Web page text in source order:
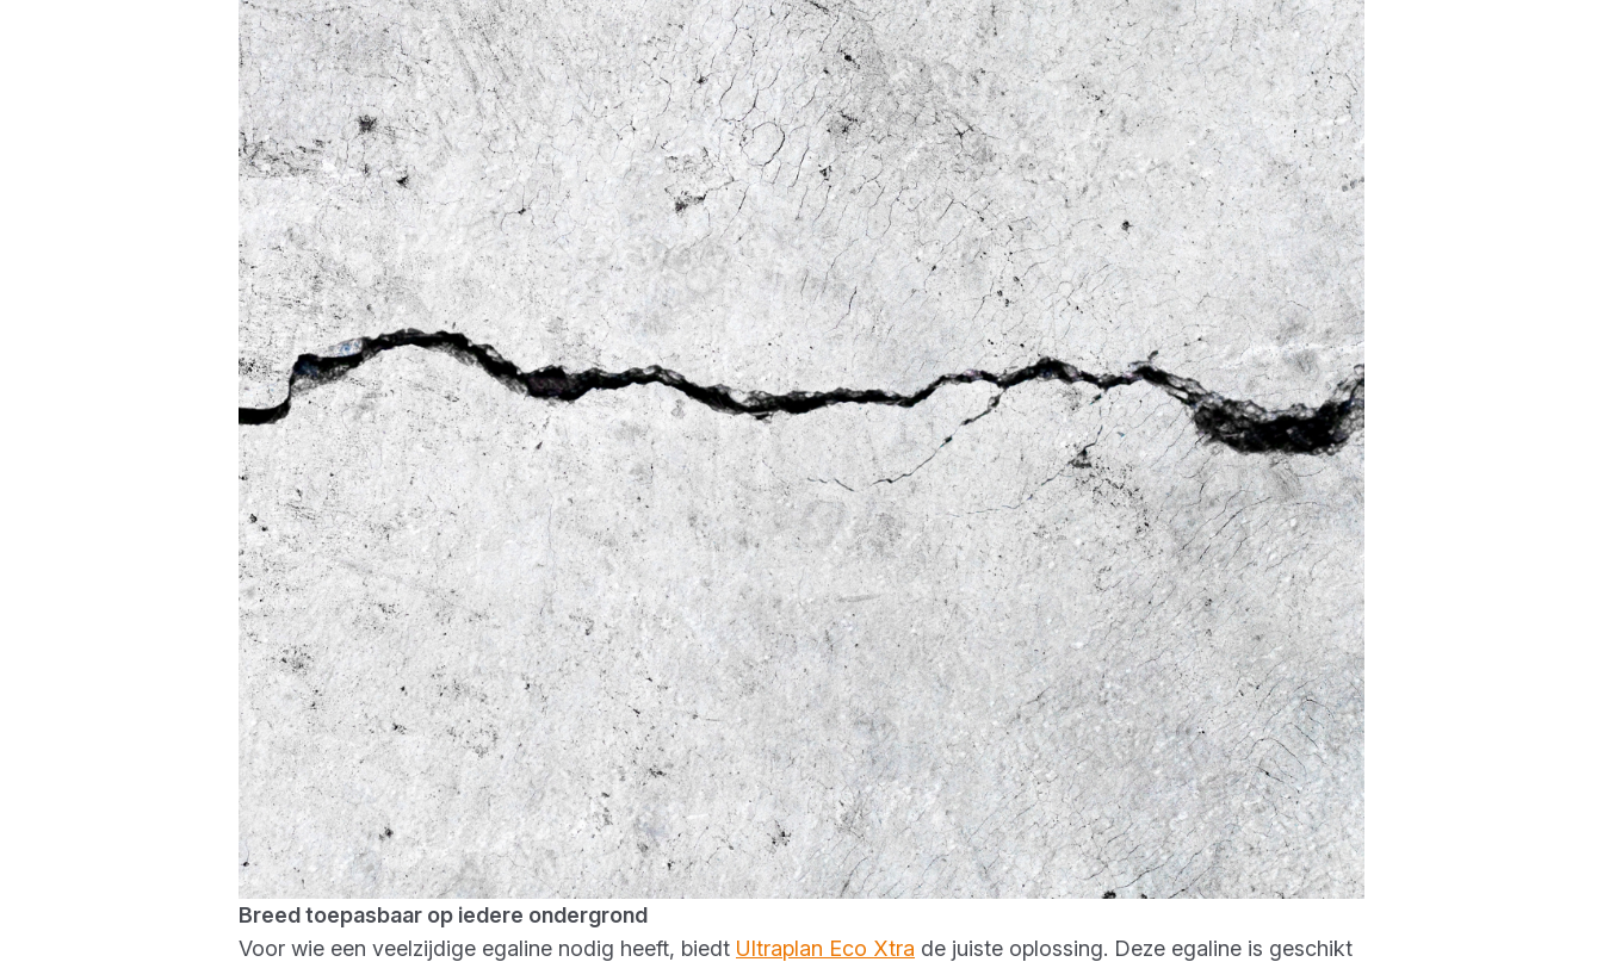
Breed toepasbaar op iedere ondergrond
Voor wie een veelzijdige egaline nodig heeft, biedt Ultraplan Eco Xtra de juiste oplossing. Deze egaline is geschikt